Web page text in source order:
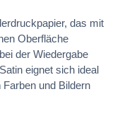
das mit
Oberfläche
der Wiedergabe
eignet sich ideal
und Bildern